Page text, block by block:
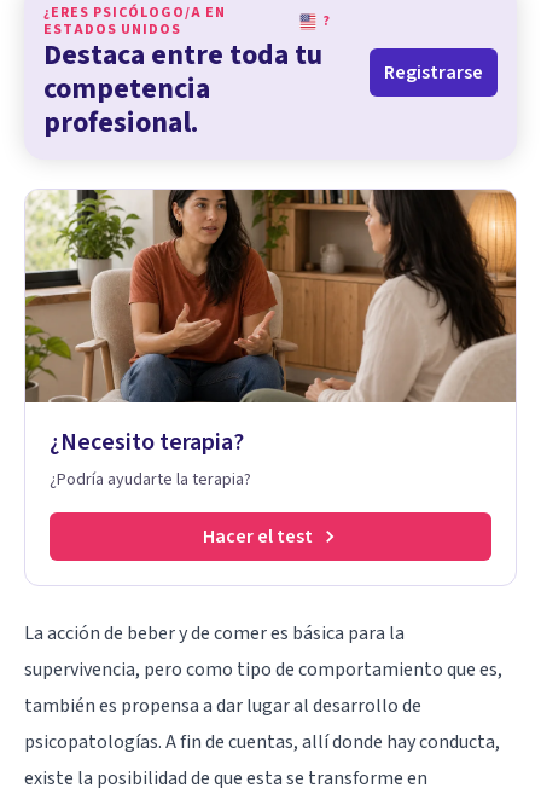
¿ERES PSICÓLOGO/A EN
ESTADOS UNIDOS
?
Destaca entre toda tu
competencia
profesional.
Registrarse
¿Necesito terapia?
¿Podría ayudarte la terapia?
Hacer el test
La acción de beber y de comer es básica para la
supervivencia, pero como tipo de comportamiento que es,
también es propensa a dar lugar al desarrollo de
psicopatologías. A fin de cuentas, allí donde hay conducta,
existe la posibilidad de que esta se transforme en